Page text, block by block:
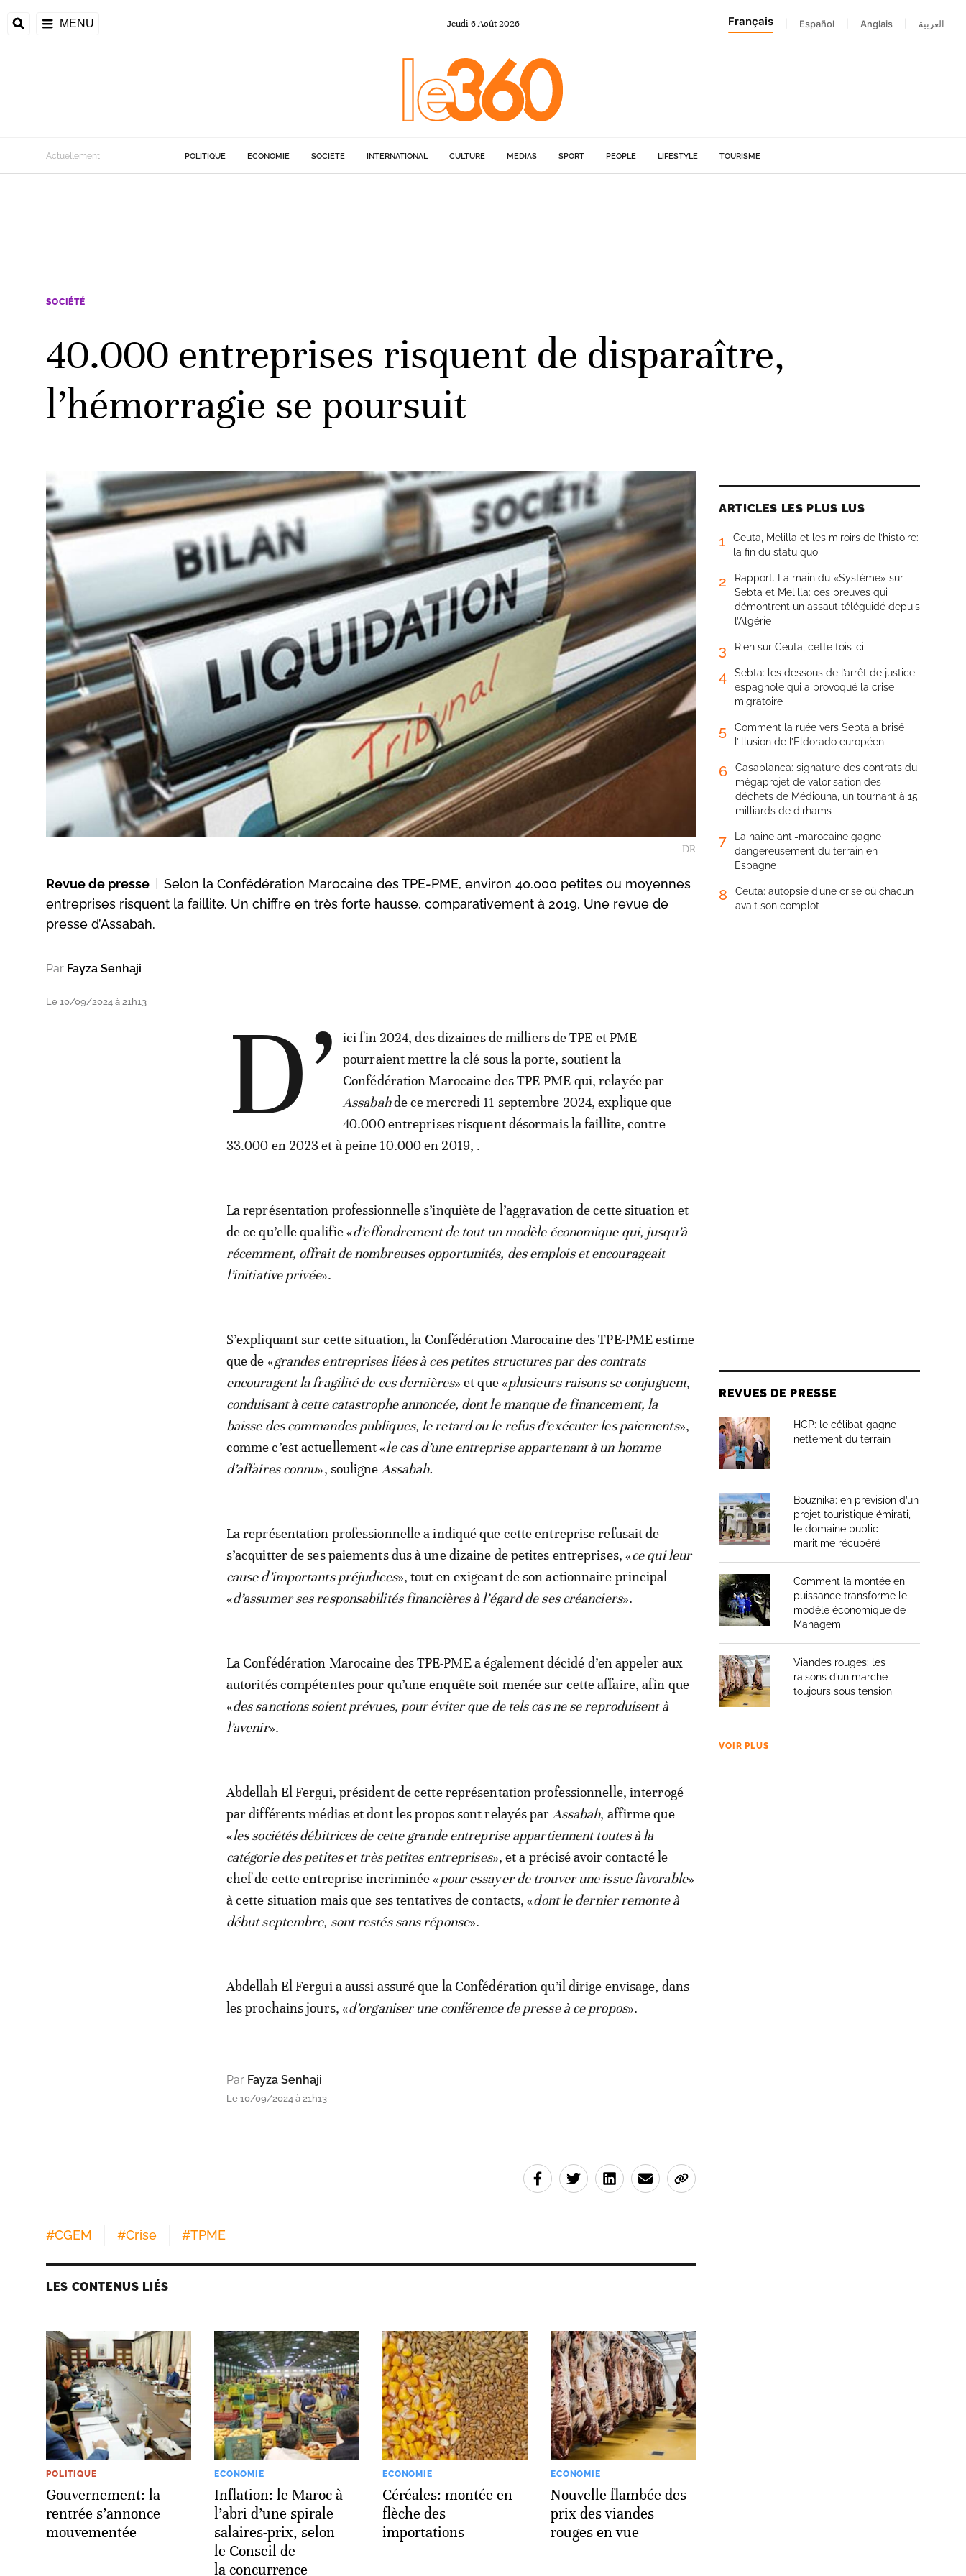
MENU Jeudi 6Août 2026 Français Español Anglais العربية
Actuellement POLITIQUE ECONOMIE SOCIÉTÉ INTERNATIONAL CULTURE MÉDIAS SPORT PEOPLE LIFESTYLE TOURISME
SOCIÉTÉ
40.000 entreprises risquent de disparaître,
l’hémorragie se poursuit
DR
Revue de presse
Selon la Confédération Marocaine des TPE-PME, environ 40.000 petites ou moyennes
entreprises risquent la faillite. Un chiffre en très forte hausse, comparativement à 2019. Une revue de
presse d’Assabah.
Par Fayza Senhaji
Le 10/09/2024 à 21h13 D’
ici fin 2024, des dizaines de milliers de TPE et PME
pourraient mettre la clé sous la porte, soutient la
Confédération Marocaine des TPE-PME qui, relayée par
Assabahde ce mercredi 11 septembre 2024, explique que
40.000 entreprises risquent désormais la faillite, contre
33.000 en 2023 et à peine 10.000 en 2019, .
La représentation professionnelle s’inquiète de l’aggravation de cette situation et
de ce qu’elle qualifie «d’effondrement de tout un modèle économique qui, jusqu’à
récemment, offrait de nombreuses opportunités, des emplois et encourageait
l’initiative privée».
S’expliquant sur cette situation, la Confédération Marocaine des TPE-PME estime
que de «grandes entreprises liées à ces petites structures par des contrats
encouragent la fragilité de ces dernières» et que «plusieurs raisons se conjuguent,
conduisant à cette catastrophe annoncée, dont le manque de financement, la
baisse des commandes publiques, le retard ou le refus d’exécuter les paiements»,
comme c’est actuellement «le cas d’une entreprise appartenant à un homme
d’affaires connu», souligne Assabah.
La représentation professionnelle a indiqué que cette entreprise refusait de
s’acquitter de ses paiements dus à une dizaine de petites entreprises, «ce qui leur
cause d’importants préjudices», tout en exigeant de son actionnaire principal
«d’assumer ses responsabilités financières à l’égard de ses créanciers».
La Confédération Marocaine des TPE-PME a également décidé d’en appeler aux
autorités compétentes pour qu’une enquête soit menée sur cette affaire, afin que
«des sanctions soient prévues, pour éviter que de tels cas ne se reproduisent à
l’avenir».
Abdellah El Fergui, président de cette représentation professionnelle, interrogé
par différents médias et dont les propos sont relayés par Assabah, affirme que
«les sociétés débitrices de cette grande entreprise appartiennent toutes à la
catégorie des petites et très petites entreprises», et a précisé avoir contacté le
chef de cette entreprise incriminée «pour essayer de trouver une issue favorable»
à cette situation mais que ses tentatives de contacts, «dont le dernier remonte à
début septembre, sont restés sans réponse».
Abdellah El Fergui a aussi assuré que la Confédération qu’il dirige envisage, dans
les prochains jours, «d’organiser une conférence de presse à ce propos».
Par Fayza Senhaji
Le 10/09/2024 à 21h13
#CGEM #Crise #TPME
LES CONTENUS LIÉS
POLITIQUE
Gouvernement: la
rentrée s’annonce
mouvementée
ECONOMIE
Inflation: le Maroc à
l’abri d’une spirale
salaires-prix, selon
le Conseil de
la concurrence
ECONOMIE
Céréales: montée en
flèche des
importations
ECONOMIE
Nouvelle flambée des
prix des viandes
rouges en vue
ARTICLES LES PLUS LUS
1
Ceuta, Melilla et les miroirs de l’histoire:
la fin du statu quo
2
Rapport. La main du «Système» sur
Sebta et Melilla: ces preuves qui
démontrent un assaut téléguidé depuis
l’Algérie
3 Rien sur Ceuta, cette fois-ci
4
Sebta: les dessous de l’arrêt de justice
espagnole qui a provoqué la crise
migratoire
5
Comment la ruée vers Sebta a brisé
l’illusion de l’Eldorado européen
6
Casablanca: signature des contrats du
mégaprojet de valorisation des
déchets de Médiouna, un tournant à 15
milliards de dirhams
7
La haine anti-marocaine gagne
dangereusement du terrain en
Espagne
8
Ceuta: autopsie d’une crise où chacun
avait son complot
REVUES DE PRESSE
HCP: le célibat gagne
nettement du terrain
Bouznika: en prévision d’un
projet touristique émirati,
le domaine public
maritime récupéré
Comment la montée en
puissance transforme le
modèle économique de
Managem
Viandes rouges: les
raisons d’un marché
toujours sous tension
VOIR PLUS